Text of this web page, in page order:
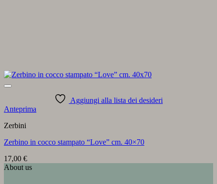
Aggiungi alla lista dei desideri
Anteprima
Zerbini
Zerbino in cocco stampato “Love” cm. 40×70
17,00 €
About us